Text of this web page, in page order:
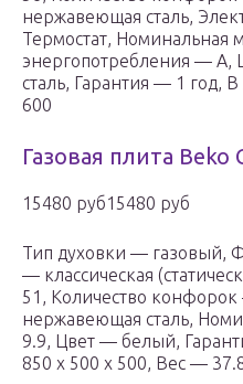
нержавеющая сталь,
Термостат, Номинальная
энергопотребления —
сталь, Гарантия — 1 год,
600
Газовая плита Beko
15480 руб15480 руб
Тип духовки — газовый,
— классическая
51, Количество
нержавеющая сталь,
9.9, Цвет — белый,
850 x 500 x 500, Вес —